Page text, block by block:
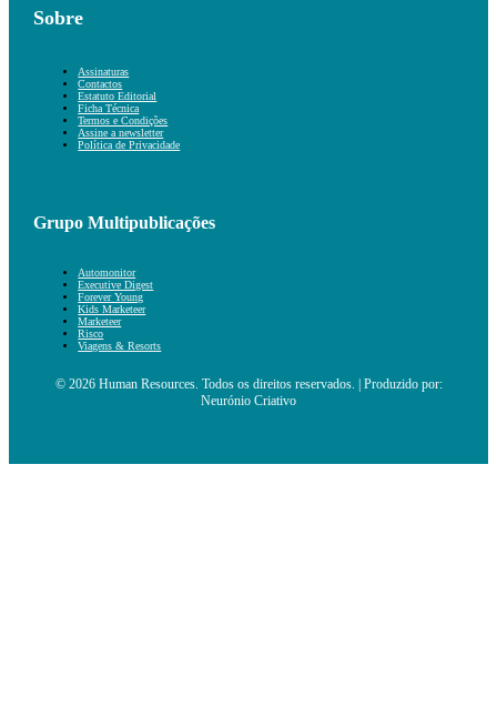
Sobre
Assinaturas
Contactos
Estatuto Editorial
Ficha Técnica
Termos e Condições
Assine a newsletter
Política de Privacidade
Grupo Multipublicações
Automonitor
Executive Digest
Forever Young
Kids Marketeer
Marketeer
Risco
Viagens & Resorts
© 2026 Human Resources. Todos os direitos reservados. | Produzido por:
Neurónio Criativo